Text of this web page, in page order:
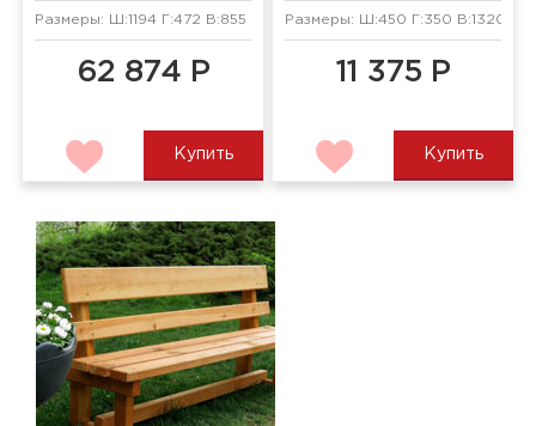
Размеры: Ш:1194 Г:472 В:855 мм
62 874 Р
Купить
Размеры: Ш:450 Г:350 В:1320 мм
11 375 Р
Купить